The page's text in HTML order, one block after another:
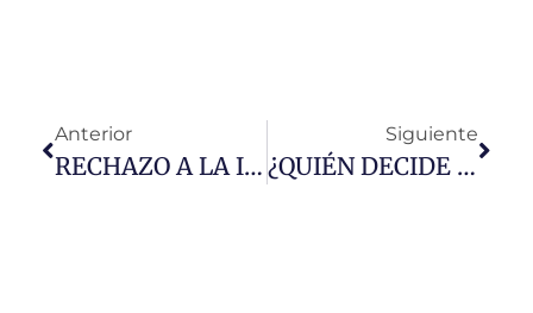
Anterior
RECHAZO A LA ILP “NO ES MI CULTURA”
Siguiente
¿QUIÉN DECIDE AHORA LA CUSTODIA DE MASCOTAS TRAS UNA RUPTURA?